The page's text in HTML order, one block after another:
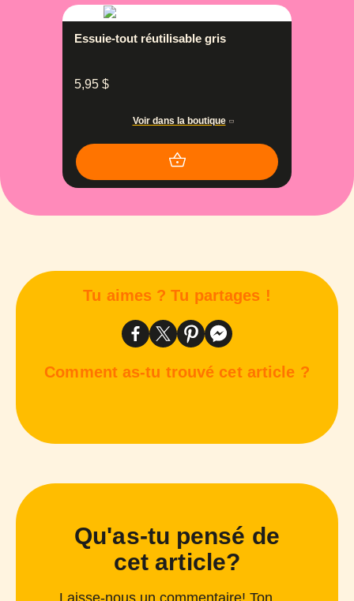
Essuie-tout réutilisable gris
5,95 $
Voir dans la boutique
Tu aimes ? Tu partages !
Comment as-tu trouvé cet article ?
Qu'as-tu pensé de
cet article?
Laisse-nous un commentaire! Ton